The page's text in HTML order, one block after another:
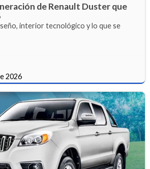
de Renault Duster que
interior tecnológico y lo que se
2026